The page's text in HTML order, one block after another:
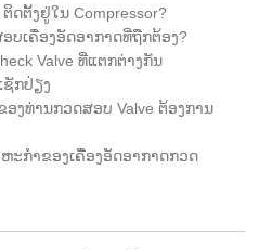
ດຕັ້ງຢູ່ໃນ Compressor?
ບເຄື່ອງອັດອາກາດທີ່ຖືກຕ້ອງ?
Valve ທີ່ແຕກຕ່າງກັນ
ກປ່ຽງ
ອງທ່ານກວດສອບ Valve ຕ້ອງການ
ະກໍາຂອງເຄື່ອງອັດອາກາດກວດ